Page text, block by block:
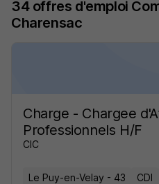
34 offres d'emploi
Charensac
Charge - Chargee
Professionnels H/F
CIC
Le Puy-en-Velay - 43 CDI